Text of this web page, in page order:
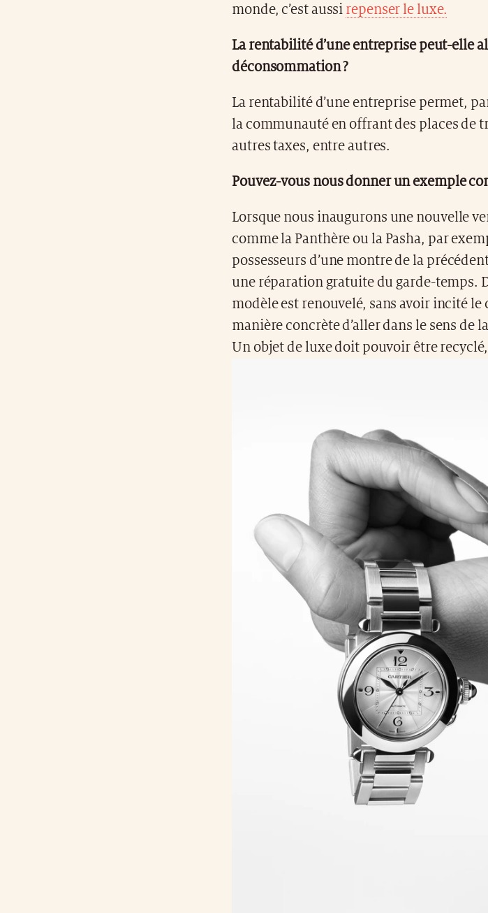
monde, c’est aussi repenser le luxe.
La rentabilité d’une entreprise peut-elle
déconsommation ?
La rentabilité d’une entreprise permet,
la communauté en offrant des places de
autres taxes, entre autres.
Pouvez-vous nous donner un exemple
Lorsque nous inaugurons une nouvelle
comme la Panthère ou la Pasha, par
possesseurs d’une montre de la
une réparation gratuite du garde-temps.
modèle est renouvelé, sans avoir incité le
manière concrète d’aller dans le sens
Un objet de luxe doit pouvoir être